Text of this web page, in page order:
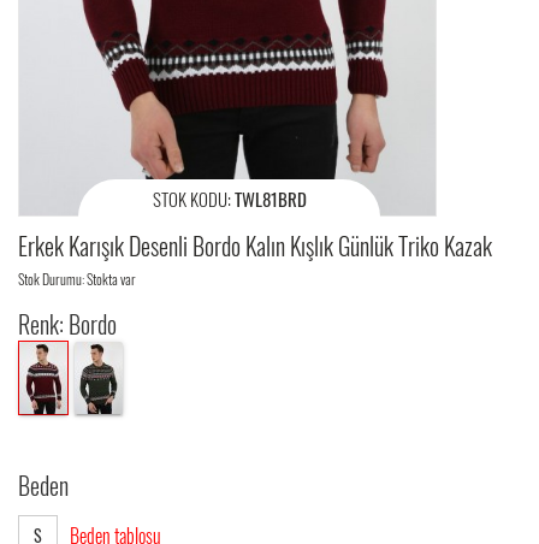
STOK KODU:TWL81BRD
Erkek Karışık Desenli Bordo Kalın Kışlık Günlük Triko Kazak
Stok Durumu: Stokta var
Renk: Bordo
Beden
S Beden tablosu